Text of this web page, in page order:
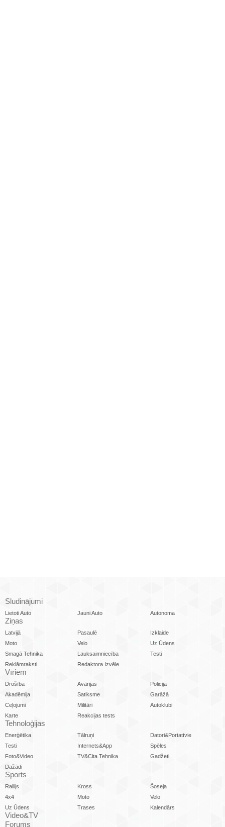
Sludinājumi
Lietoti Auto Jauni Auto Autonoma
Ziņas
Latvijā Pasaulē
Izklaide
Moto
Velo
Uz Ūdens
Smagā Tehnika
Lauksaimniecība
Testi
Reklāmraksti
Redaktora Izvēle
Vīriem
Drošība Avārijas
Policija
Akadēmija
Satiksme
Garāžā
Ceļojumi
Militāri
Autoklubi
Karte
Reakcijas tests
Tehnoloģijas
Enerģētika Tālruņi
Datori&Portatīvie
Testi
Internets&App
Spēles
Foto&Video
TV&Cita Tehnika
Gadžeti
Dažādi
Sports
Rallijs Kross
Šoseja
4x4
Moto
Velo
Uz Ūdens
Trases Kalendārs
Video&TV
Forums